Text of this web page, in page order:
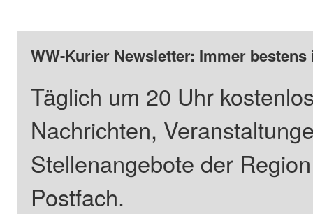
WW-Kurier Newsletter: Immer
Täglich um 20 Uhr
Nachrichten,
Stellenangebote der
Postfach.